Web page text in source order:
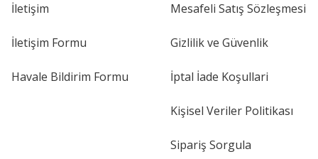
İletişim
İletişim Formu
Havale Bildirim Formu
Mesafeli Satış Sözleşmesi
Gizlilik ve Güvenlik
İptal İade Koşullari
Kişisel Veriler Politikası
Sipariş Sorgula